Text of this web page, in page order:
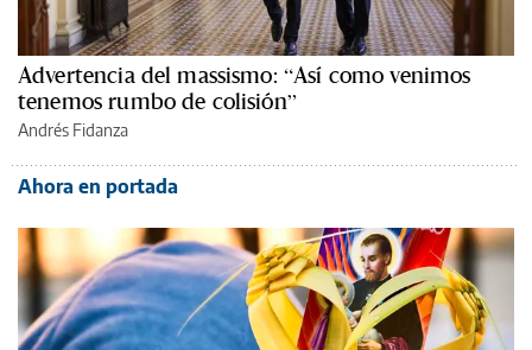
Advertencia del massismo: “Así como venimos
tenemos rumbo de colisión”
Andrés Fidanza
Ahora en portada